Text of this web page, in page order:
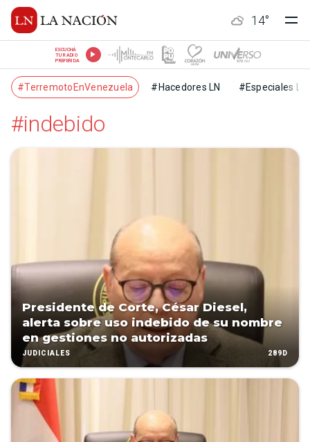
14°
ESCUCHÁ
TU RADIO
PREFERIDA
#TerremotoEnVenezuela #Hacedores LN #Especiales LN
#indebido
Presidente de Corte, César Diesel,
alerta sobre uso indebido de su nombre
en gestiones no autorizadas
JUDICIALES 289D